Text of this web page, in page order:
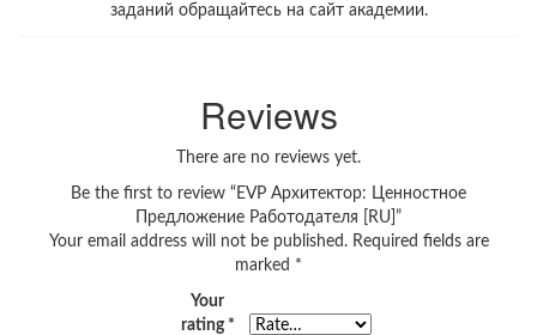
заданий обращайтесь на сайт академии.
Reviews
There are no reviews yet.
Be the first to review “EVP Архитектор: Ценностное
Предложение Работодателя [RU]”
Your email address will not be published. Required fields are
marked *
Your
rating *